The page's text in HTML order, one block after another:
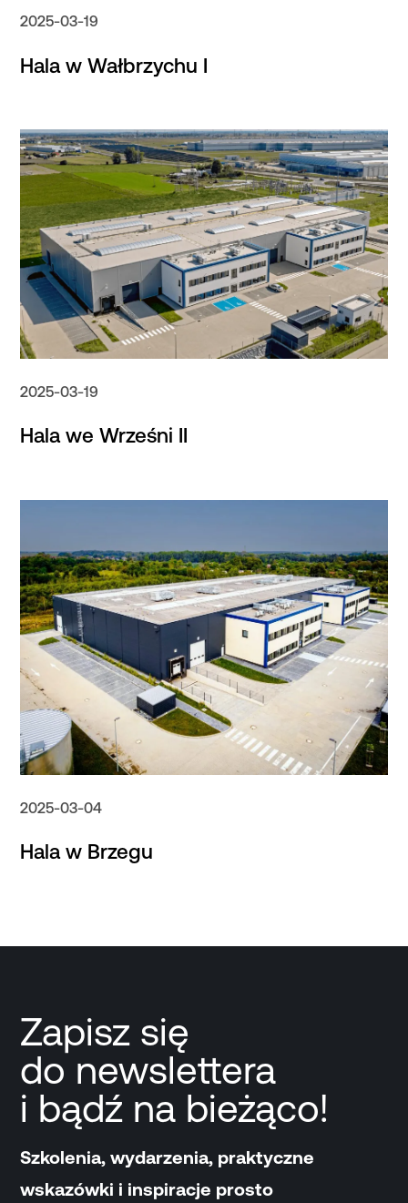
2025-03-19
Hala w Wałbrzychu I
2025-03-19
Hala we Wrześni II
2025-03-04
Hala w Brzegu
Zapisz się
do newslettera
i bądź na bieżąco!
Szkolenia, wydarzenia, praktyczne
wskazówki i inspiracje prosto